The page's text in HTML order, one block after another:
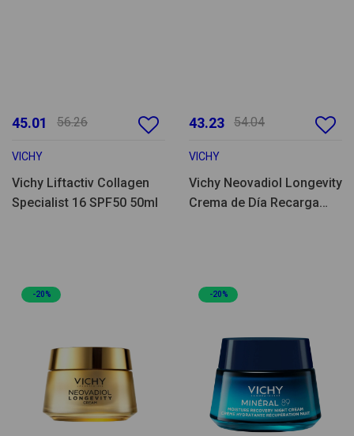
45.01 56.26
VICHY
Vichy Liftactiv Collagen
Specialist 16 SPF50 50ml
43.23 54.04
VICHY
Vichy Neovadiol Longevity
Crema de Día Recarga
-20% -20%